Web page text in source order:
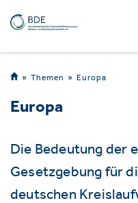
Themen Europa
Europa
Die Bedeutung der
Gesetzgebung für
deutschen